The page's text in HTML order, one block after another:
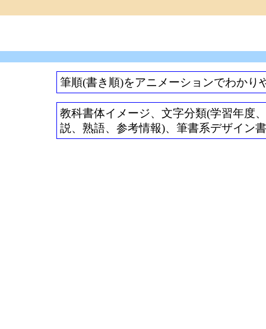
筆順(書き順)をアニメーションでわかり
教科書体イメージ、文字分類(学習年度
説、熟語、参考情報)、筆書系デザイン